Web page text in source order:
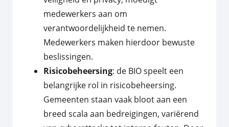
medewerkers aan om
verantwoordelijkheid te nemen.
Medewerkers maken hierdoor bewuste
beslissingen.
Risicobeheersing: de BIO speelt een
belangrijke rol in risicobeheersing.
Gemeenten staan vaak bloot aan een
breed scala aan bedreigingen, variërend